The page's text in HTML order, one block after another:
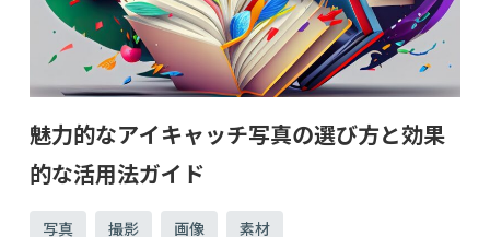
魅力的なアイキャッチ写真の選び方と効果
的な活用法ガイド
写真 撮影 画像 素材